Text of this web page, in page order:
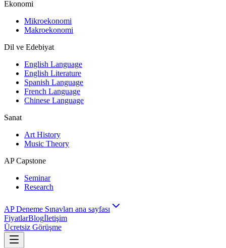
Ekonomi
Mikroekonomi
Makroekonomi
Dil ve Edebiyat
English Language
English Literature
Spanish Language
French Language
Chinese Language
Sanat
Art History
Music Theory
AP Capstone
Seminar
Research
AP Deneme Sınavları ana sayfası
FiyatlarBlogİletişim
Ücretsiz Görüşme